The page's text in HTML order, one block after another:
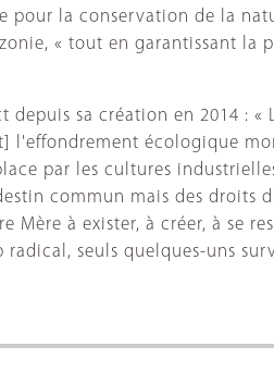
pour la conservation de la
« tout en garantissant la
sa création en 2014 :
écologique
par les cultures
commun mais des droits
à exister, à créer, à se
radical, seuls quelques-uns